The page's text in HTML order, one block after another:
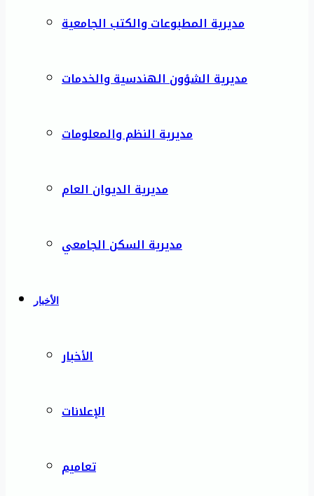
مديرية المطبوعات والكتب الجامعية
مديرية الشؤون الهندسية والخدمات
مديرية النظم والمعلومات
مديرية الديوان العام
مديرية السكن الجامعي
الأخبار
الأخبار
الإعلانات
تعاميم